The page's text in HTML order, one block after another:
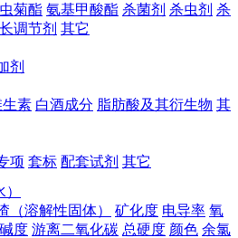
菊酯 氨基甲酸酯 杀菌剂 杀虫剂 杀
调节剂 其它
剂
生素 白酒成分 脂肪酸及其衍生物 其
项 套标 配套试剂 其它
（溶解性固体） 矿化度 电导率 氧
度 游离二氧化碳 总硬度 颜色 余氯